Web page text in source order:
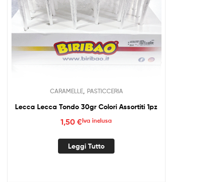
CARAMELLE, PASTICCERIA
Lecca Lecca Tondo 30gr Colori Assortiti 1pz
1,50 €Iva inclusa
Leggi Tutto